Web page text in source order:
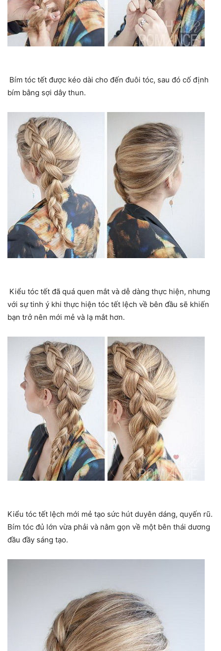
Bím tóc tết được kéo dài cho đến đuôi tóc, sau đó cố định
bím bằng sợi dây thun.
Kiểu tóc tết đã quá quen mắt và dễ dàng thực hiện, nhưng
với sự tinh ý khi thực hiện tóc tết lệch về bên đầu sẽ khiến
bạn trở nên mới mẻ và lạ mắt hơn.
Kiểu tóc tết lệch mới mẻ tạo sức hút duyên dáng, quyến rũ.
Bím tóc đủ lớn vừa phải và nằm gọn về một bên thái dương
đầu đầy sáng tạo.